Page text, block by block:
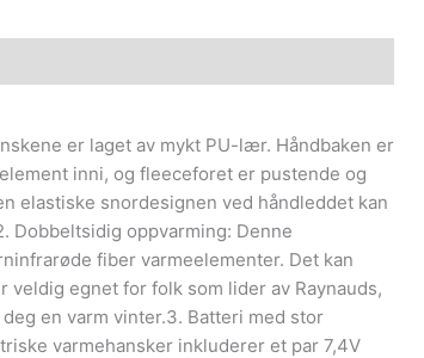
er laget av mykt PU-lær. Håndbaken er
inni, og fleeceforet er pustende og
elastiske snordesignen ved håndleddet kan
Dobbeltsidig oppvarming: Denne
fiber varmeelementer. Det kan
egnet for folk som lider av Raynauds,
en varm vinter.3. Batteri med stor
varmehansker inkluderer et par 7,4V